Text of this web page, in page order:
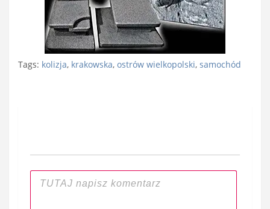
Tags: kolizja, krakowska, ostrów wielkopolski, samochód